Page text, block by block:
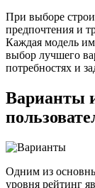
При выборе
предпочтения и
Каждая модель
выбор лучшего
потребностях и
Варианты
Одним из
уровня рейтинг